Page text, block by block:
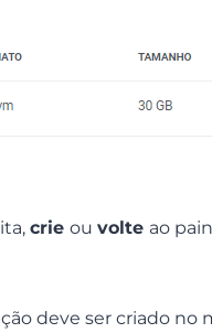
crie ou volte ao
deve ser criado